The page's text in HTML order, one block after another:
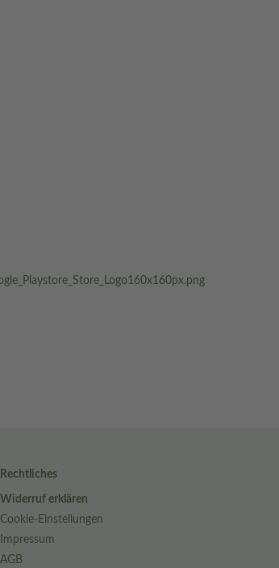
Rechtliches
Widerruf erklären
Cookie-Einstellungen
Impressum
AGB